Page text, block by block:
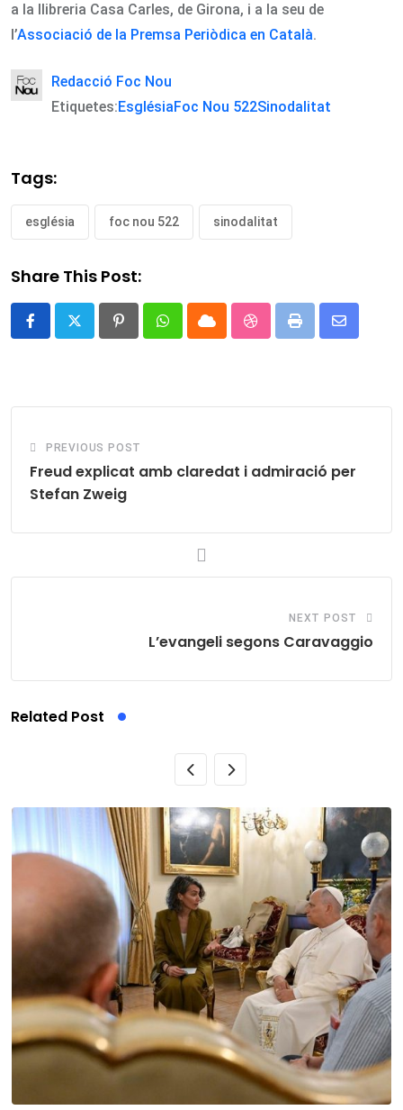
a la llibreria Casa Carles, de Girona, i a la seu de
l’Associació de la Premsa Periòdica en Català.
Redacció Foc Nou
Etiquetes:EsglésiaFoc Nou 522Sinodalitat
Tags:
església foc nou 522 sinodalitat
Share This Post:
PinterestWhatsappCloud StumbleUpon
Print
Share
PREVIOUS POST
Freud explicat amb claredat i admiració per
Stefan Zweig
NEXT POST
L’evangeli segons Caravaggio
Related Post